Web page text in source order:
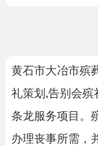
黄石市大冶市殡
礼策划,告别会殡
条龙服务项目。
办理丧事所需，